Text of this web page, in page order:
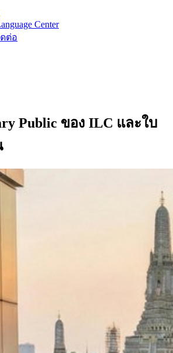
Center
ต่อ
Public ของ ILC และใบ